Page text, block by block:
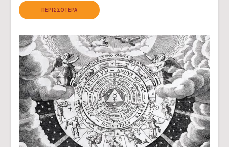
ΠΕΡΙΣΣΌΤΕΡΑ